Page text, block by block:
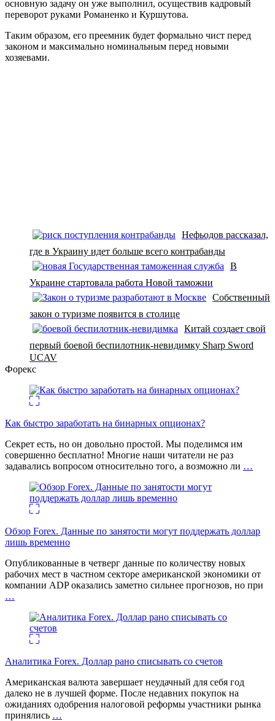
основную задачу он уже выполнил, осуществив кадровый
переворот руками Романенко и Куршутова.
Таким образом, его преемник будет формально чист перед
законом и максимально номинальным перед новыми
хозяевами.
Нефьодов рассказал,
где в Украину идет больше всего контрабанды
В
Украине стартовала работа Новой таможни
Собственный
закон о туризме появится в столице
Китай создает свой
первый боевой беспилотник-невидимку Sharp Sword
UCAV
Форекс
Как быстро заработать на бинарных опционах?
Секрет есть, но он довольно простой. Мы поделимся им
совершенно бесплатно! Многие наши читатели не раз
задавались вопросом относительно того, а возможно ли …
Обзор Forex. Данные по занятости могут поддержать доллар
лишь временно
Опубликованные в четверг данные по количеству новых
рабочих мест в частном секторе американской экономики от
компании ADP оказались заметно сильнее прогнозов, но при
…
Аналитика Forex. Доллар рано списывать со счетов
Американская валюта завершает неудачный для себя год
далеко не в лучшей форме. После недавних покупок на
ожиданиях одобрения налоговой реформы участники рынка
принялись …